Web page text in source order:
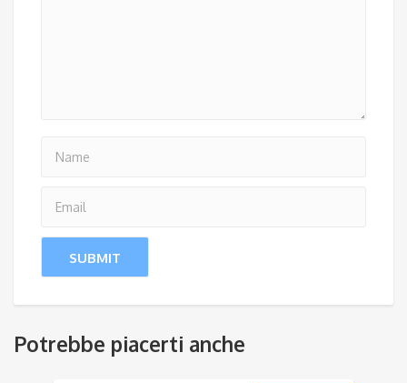
Potrebbe piacerti anche